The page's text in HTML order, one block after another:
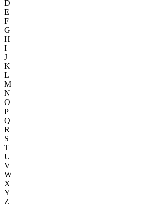
D
E
F
G
H
I
J
K
L
M
N
O
P
Q
R
S
T
U
V
W
X
Y
Z